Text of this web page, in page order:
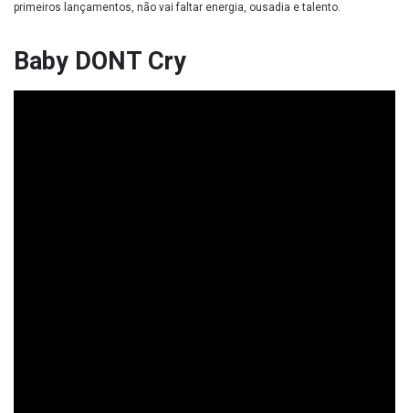
primeiros lançamentos, não vai faltar energia, ousadia e talento.
Baby DONT Cry